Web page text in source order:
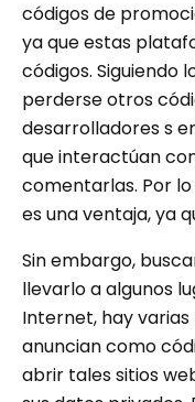
códigos de
ya que estas
códigos. Siguiendo
perderse otros
desarrolladores s
que interactúan
comentarlas. Por
es una ventaja, ya
Sin embargo,
llevarlo a algunos
Internet, hay
anuncian como
abrir tales sitios